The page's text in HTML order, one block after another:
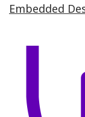
Embedded